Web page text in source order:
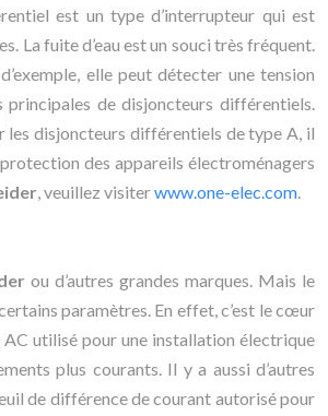
est un type d’interrupteur qui est
La fuite d’eau est un souci très fréquent.
elle peut détecter une tension
de disjoncteurs différentiels.
les disjoncteurs différentiels de type A, il
des appareils électroménagers
, veuillez visiterwww.one-elec.com.
ou d’autres grandes marques. Mais le
paramètres. En effet, c’est le cœur
utilisé pour une installation électrique
plus courants. Il y a aussi d’autres
de différence de courant autorisé pour